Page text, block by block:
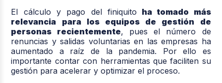
El cálculo y pago del finiquito ha tomado más
relevancia para los equipos de gestión de
personas recientemente, pues el número de
renuncias y salidas voluntarias en las empresas ha
aumentado a raíz de la pandemia. Por ello es
importante contar con herramientas que faciliten su
gestión para acelerar y optimizar el proceso.